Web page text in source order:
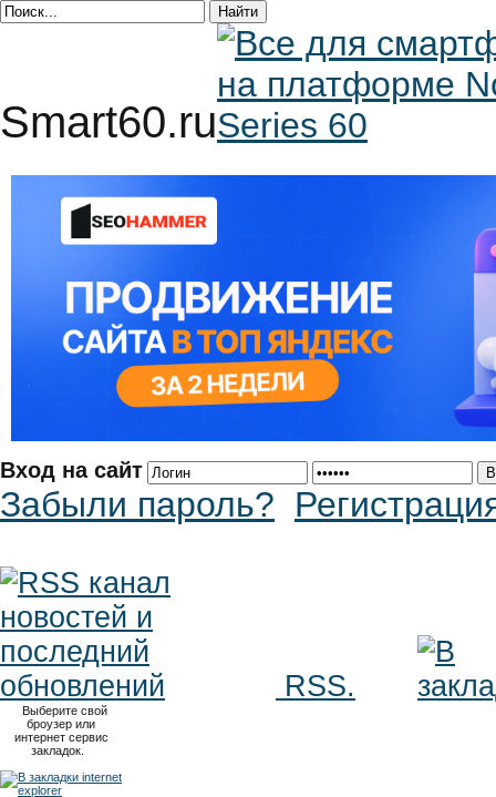
Smart60.ru
Вход на сайт
Забыли пароль?
RSS.
Выберите свой
броузер или
интернет сервис
закладок.